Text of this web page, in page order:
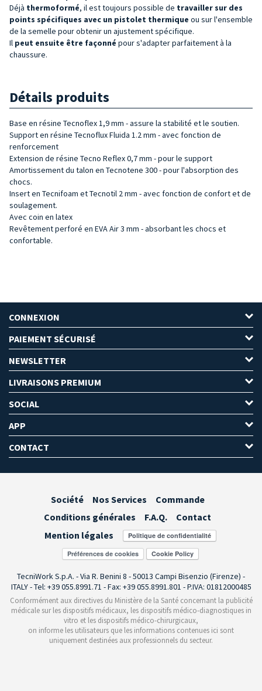
Déjà thermoformé, il est toujours possible de travailler sur des
points spécifiques avec un pistolet thermique ou sur l'ensemble
de la semelle pour obtenir un ajustement spécifique.
Il peut ensuite être façonné pour s'adapter parfaitement à la
chaussure.
Détails produits
Base en résine Tecnoflex 1,9 mm - assure la stabilité et le soutien.
Support en résine Tecnoflux Fluida 1.2 mm - avec fonction de
renforcement
Extension de résine Tecno Reflex 0,7 mm - pour le support
Amortissement du talon en Tecnotene 300 - pour l'absorption des
chocs.
Insert en Tecnifoam et Tecnotil 2 mm - avec fonction de confort et de
soulagement.
Avec coin en latex
Revêtement perforé en EVA Air 3 mm - absorbant les chocs et
confortable.
CONNEXION
PAIEMENT SÉCURISÉ
NEWSLETTER
LIVRAISONS PREMIUM
SOCIAL
APP
CONTACT
Société Nos Services
Commande
Conditions générales
F.A.Q.
Contact
Mention légales
Préférences de cookies
TecniWork S.p.A. - Via R. Benini 8 - 50013 Campi Bisenzio (Firenze) -
ITALY - Tel: +39 055.8991.71 - Fax: +39 055.8991.801 - P.IVA: 01812000485
Conformément aux directives du Ministère de la Santé concernant la publicité
médicale sur les dispositifs médicaux, les dispositifs médico-diagnostiques in
vitro et les dispositifs médico-chirurgicaux,
on informe les utilisateurs que les informations contenues ici sont
uniquement destinées aux professionnels du secteur.